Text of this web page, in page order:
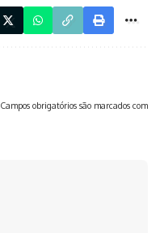
Campos obrigatórios são marcados com